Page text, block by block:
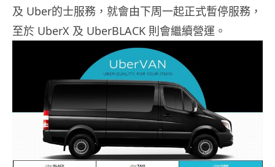
及 Uber的士服務，就會由下周一起正式暫停服務，
至於 UberX 及 UberBLACK 則會繼續營運。